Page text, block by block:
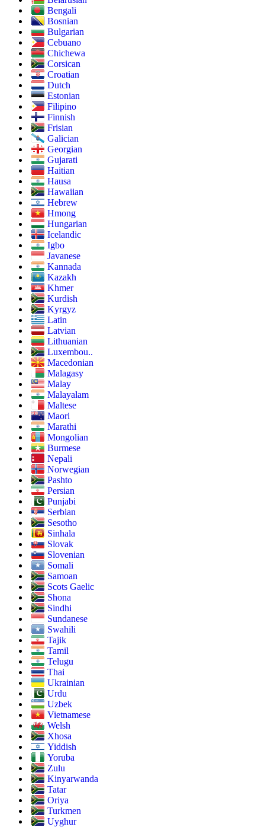
Bengali
Bosnian
Bulgarian
Cebuano
Chichewa
Corsican
Croatian
Dutch
Estonian
Filipino
Finnish
Frisian
Galician
Georgian
Gujarati
Haitian
Hausa
Hawaiian
Hebrew
Hmong
Hungarian
Icelandic
Igbo
Javanese
Kannada
Kazakh
Khmer
Kurdish
Kyrgyz
Latin
Latvian
Lithuanian
Luxembou..
Macedonian
Malagasy
Malay
Malayalam
Maltese
Maori
Marathi
Mongolian
Burmese
Nepali
Norwegian
Pashto
Persian
Punjabi
Serbian
Sesotho
Sinhala
Slovak
Slovenian
Somali
Samoan
Scots Gaelic
Shona
Sindhi
Sundanese
Swahili
Tajik
Tamil
Telugu
Thai
Ukrainian
Urdu
Uzbek
Vietnamese
Welsh
Xhosa
Yiddish
Yoruba
Zulu
Kinyarwanda
Tatar
Oriya
Turkmen
Uyghur